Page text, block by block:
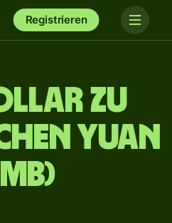
Registrieren
zu
Yuan